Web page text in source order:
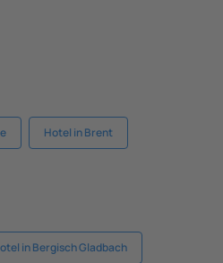
Hotel in Brent
in Bergisch Gladbach